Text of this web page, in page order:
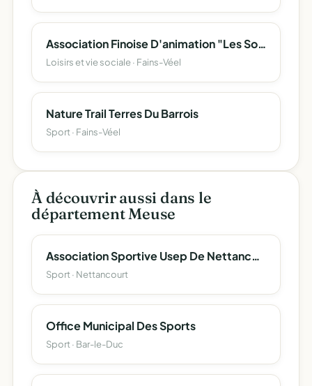
Association Finoise D'animation "Les Sources"
Loisirs et vie sociale · Fains-Véel
Nature Trail Terres Du Barrois
Sport · Fains-Véel
À découvrir aussi dans le
département Meuse
Association Sportive Usep De Nettancourt
Sport · Nettancourt
Office Municipal Des Sports
Sport · Bar-le-Duc